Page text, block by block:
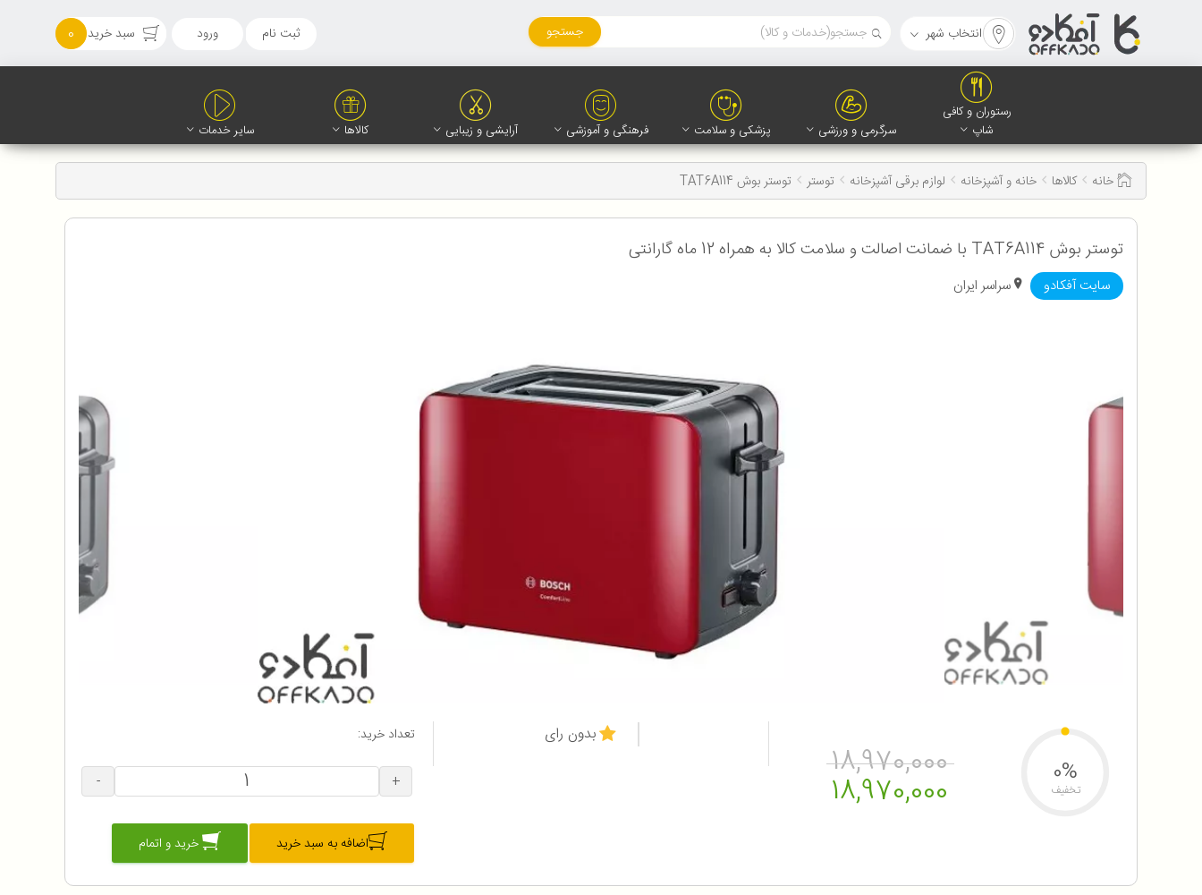
انتخاب شهر جستجو ثبت نام ورود سبد خرید 0
رستوران و کافی
شاپ
سرگرمی و ورزشی پزشکی و سلامت فرهنگی و آموزشی آرایشی و زیبایی کالاها سایر خدمات
خانه کالاها خانه و آشپزخانه لوازم برقی آشپزخانه توستر توستر بوش TAT6A114
توستر بوش TAT6A114 با ضمانت اصالت و سلامت کالا به همراه 12 ماه گارانتی
سایت آفکادو سراسر ایران
18,970,000
18,970,000 0%
تخفیف
بدون رای تعداد خرید:
+
-
اضافه به سبد خرید خرید و اتمام